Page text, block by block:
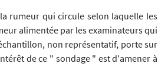
rumeur qui circule selon laquelle les
alimentée par les examinateurs qui
non représentatif, porte sur
de ce " sondage " est d'amener à